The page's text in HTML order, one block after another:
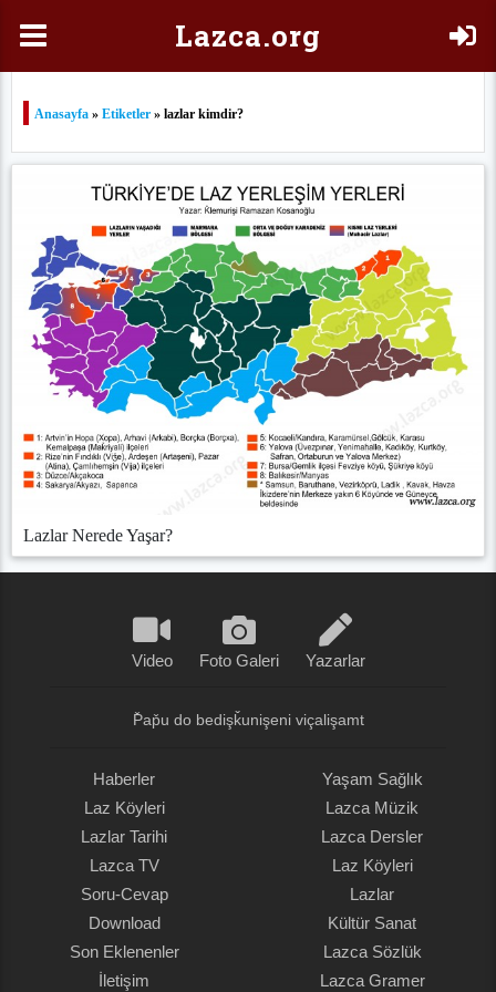
Lazca.org
Anasayfa » Etiketler » lazlar kimdir?
Lazlar Nerede Yaşar?
Video Foto Galeri Yazarlar
P̌ap̌u do bedişǩunişeni viçalişamt
Haberler
Laz Köyleri
Lazlar Tarihi
Lazca TV
Soru-Cevap
Download
Son Eklenenler
İletişim
Yaşam Sağlık
Lazca Müzik
Lazca Dersler
Laz Köyleri
Lazlar
Kültür Sanat
Lazca Sözlük
Lazca Gramer